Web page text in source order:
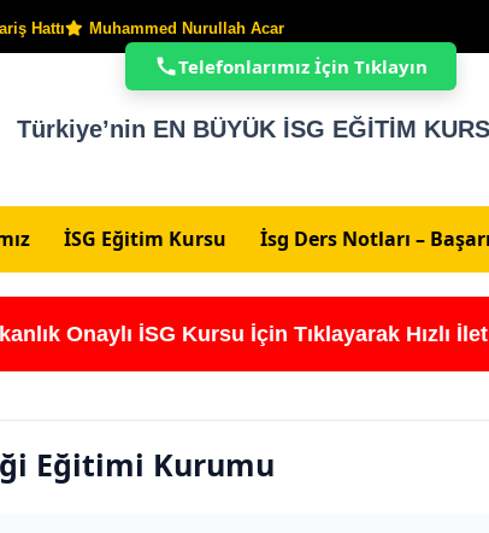
Hattı Muhammed Nurullah Acar
Türkiye’nin EN BÜYÜK İSG EĞİTİM
İSG Eğitim Kursu İsg Ders Notları –
Onaylı İSG Kursu İçin Tıklayarak Hızlı
Eğitimi Kurumu
Telefonlarımız İçin Tıklayın